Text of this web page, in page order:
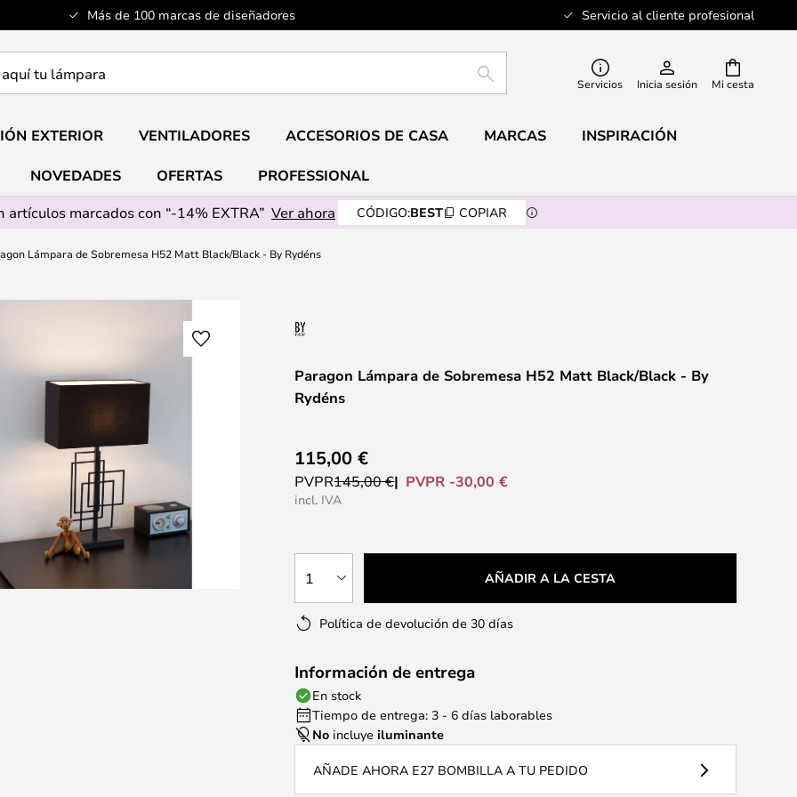
Más de 100 marcas de diseñadores Servicio al cliente profesional
Mi cesta
BUSCAR Servicios Inicia sesión
EXTERIOR VENTILADORES ACCESORIOS DE CASA MARCAS INSPIRACIÓN
NOVEDADES OFERTAS
PROFESSIONAL
artículos marcados con “-14% EXTRA” Ver ahora CÓDIGO:BEST COPIAR
Lámpara de Sobremesa H52 Matt Black/Black - By Rydéns
Paragon Lámpara de Sobremesa H52 Matt Black/Black - By
Rydéns
115,00 €
PVPR145,00 € PVPR -30,00 €
incl. IVA
1 AÑADIR A LA CESTA
Política de devolución de 30 días
Información de entrega
En stock
Tiempo de entrega: 3 - 6 días laborables
No incluyeiluminante
AÑADE AHORA E27 BOMBILLA A TU PEDIDO